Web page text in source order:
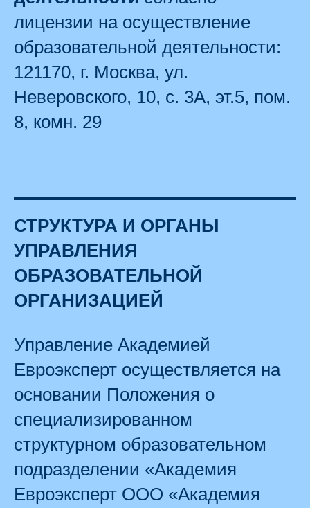
лицензии на осуществление
образовательной деятельности:
121170, г. Москва, ул.
Неверовского, 10, с. 3А, эт.5, пом.
8, комн. 29
СТРУКТУРА И ОРГАНЫ
УПРАВЛЕНИЯ
ОБРАЗОВАТЕЛЬНОЙ
ОРГАНИЗАЦИЕЙ
Управление Академией
Евроэксперт осуществляется на
основании Положения о
специализированном
структурном образовательном
подразделении «Академия
Евроэксперт ООО «Академия